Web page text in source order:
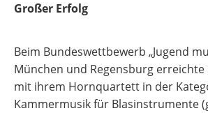
nachklingt
Großer Erfolg
Beim Bundeswettbewerb „Jugend
München und Regensburg erreichte
mit ihrem Hornquartett in der
Kammermusik für Blasinstrumente